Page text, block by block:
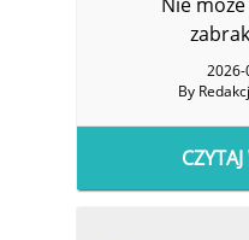
By